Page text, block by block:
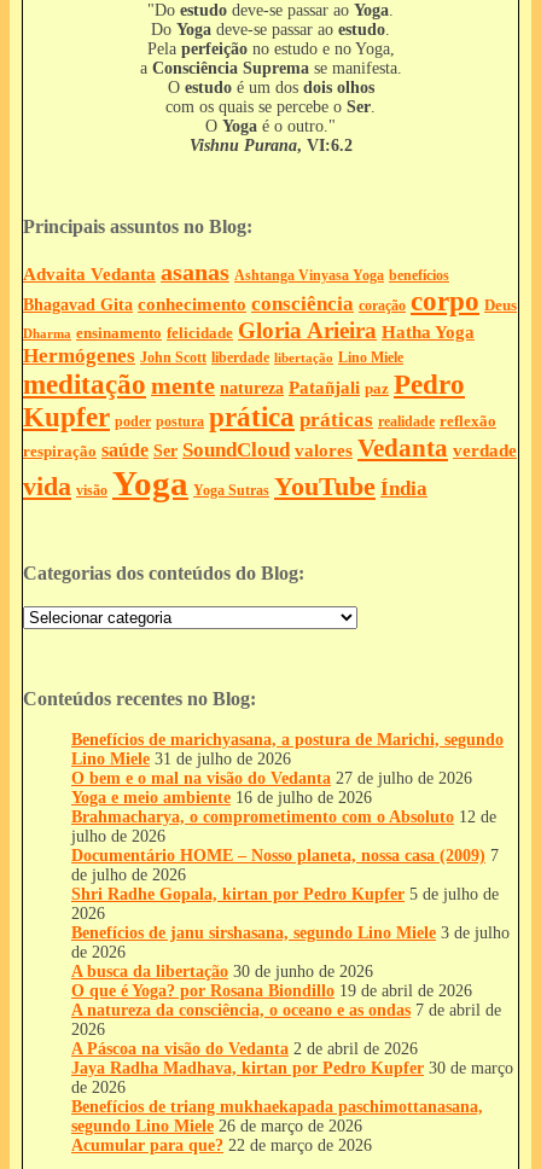
"Do estudo deve-se passar ao Yoga.
Do Yoga deve-se passar ao estudo.
Pela perfeiçãono estudo e no Yoga,
a Consciência Supremase manifesta.
O estudoé um dos dois olhos
com os quais se percebe o Ser.
O Yoga é o outro."
Vishnu Purana, VI:6.2
Principais assuntos no Blog:
Advaita Vedanta asanas Ashtanga Vinyasa Yoga benefícios
Bhagavad Gita conhecimento consciência coração corpo Deus
Dharma ensinamento felicidade Gloria Arieira Hatha Yoga
Hermógenes John Scott liberdade libertação Lino Miele
meditação mente natureza Patañjali paz Pedro
Kupfer poder postura prática práticas realidade reflexão
respiração saúde Ser SoundCloud valores Vedanta verdade
vida visão Yoga Yoga Sutras YouTube Índia
Categorias dos conteúdos do Blog:
Categorias
dos
Blog:
Conteúdos recentes no Blog:
Benefícios de marichyasana, a postura de Marichi, segundo
Lino Miele 31 de julho de 2026
O bem e o mal na visão do Vedanta 27 de julho de 2026
Yoga e meio ambiente 16 de julho de 2026
Brahmacharya, o comprometimento com o Absoluto 12 de
julho de 2026
Documentário HOME – Nosso planeta, nossa casa (2009) 7
de julho de 2026
Shri Radhe Gopala, kirtan por Pedro Kupfer 5 de julho de
2026
Benefícios de janu sirshasana, segundo Lino Miele 3 de julho
de 2026
A busca da libertação 30 de junho de 2026
O que é Yoga? por Rosana Biondillo 19 de abril de 2026
A natureza da consciência, o oceano e as ondas 7 de abril de
2026
A Páscoa na visão do Vedanta 2 de abril de 2026
Jaya Radha Madhava, kirtan por Pedro Kupfer 30 de março
de 2026
Benefícios de triang mukhaekapada paschimottanasana,
segundo Lino Miele 26 de março de 2026
Acumular para que? 22 de março de 2026